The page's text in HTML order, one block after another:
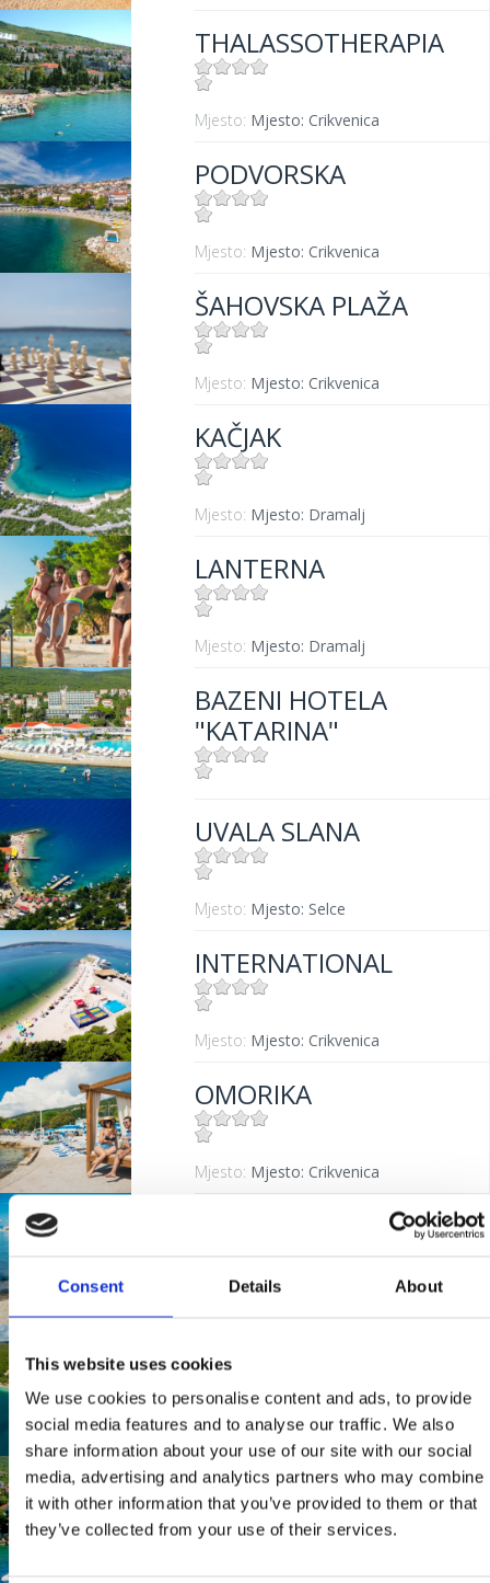
Consent Details About
This website uses cookies
We use cookies to personalise content and ads, to provide
social media features and to analyse our traffic. We also
share information about your use of our site with our social
media, advertising and analytics partners who may combine
it with other information that you’ve provided to them or that
they’ve collected from your use of their services.
THALASSOTHERAPIA
Mjesto: Mjesto: Crikvenica
PODVORSKA
Mjesto: Mjesto: Crikvenica
ŠAHOVSKA PLAŽA
Mjesto: Mjesto: Crikvenica
KAČJAK
Mjesto: Mjesto: Dramalj
LANTERNA
Mjesto: Mjesto: Dramalj
BAZENI HOTELA
"KATARINA"
UVALA SLANA
Mjesto: Mjesto: Selce
INTERNATIONAL
Mjesto: Mjesto: Crikvenica
OMORIKA
Mjesto: Mjesto: Crikvenica
CRIKVENICA
Mjesto:
GRABROVA
Mjesto:Mjesto: Jadranovo
RIVIERA